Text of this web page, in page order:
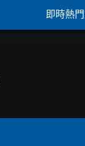
即時熱